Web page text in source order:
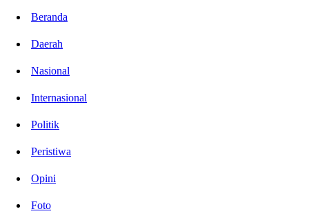
Beranda
Daerah
Nasional
Internasional
Politik
Peristiwa
Opini
Foto